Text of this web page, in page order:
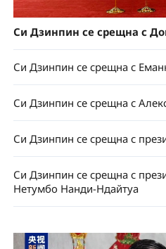
Си Дзинпин се срещна с
Си Дзинпин се срещна с
Си Дзинпин се срещна с
Си Дзинпин се срещна с
Си Дзинпин се срещна с
Нетумбо Нанди-Ндайтуа